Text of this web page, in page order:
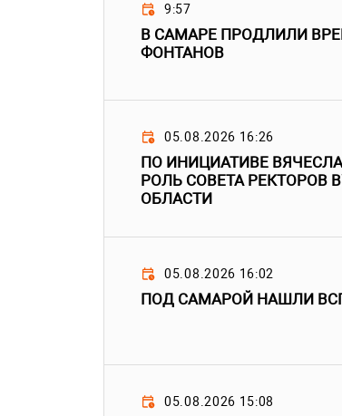
9:57
В САМАРЕ ПРОДЛИЛИ
ФОНТАНОВ
05.08.2026 16:26
ПО ИНИЦИАТИВЕ
РОЛЬ СОВЕТА РЕКТОРОВ
ОБЛАСТИ
05.08.2026 16:02
ПОД САМАРОЙ НАШЛИ
05.08.2026 15:08